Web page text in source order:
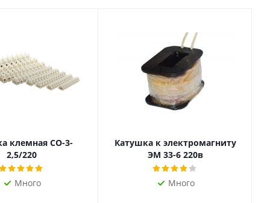
клемная СО-3-
2,5/220
Много
Катушка к электромагниту
ЭМ 33-6 220в
Много